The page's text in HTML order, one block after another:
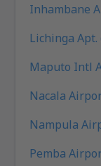
Inhambane
Lichinga Apt.
Maputo Intl
Nacala
Nampula
Pemba